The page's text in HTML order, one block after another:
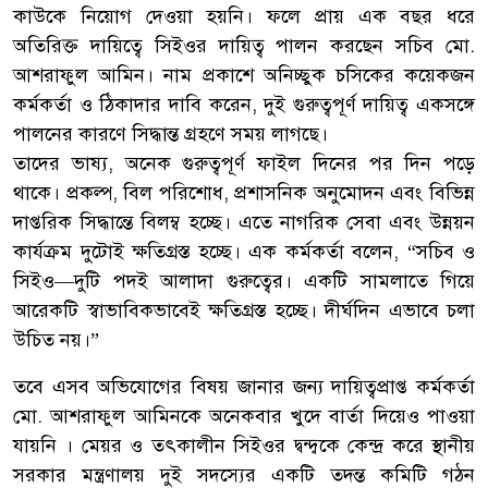
কাউকে নিয়োগ দেওয়া হয়নি। ফলে প্রায় এক বছর ধরে
অতিরিক্ত দায়িত্বে সিইওর দায়িত্ব পালন করছেন সচিব মো.
আশরাফুল আমিন। নাম প্রকাশে অনিচ্ছুক চসিকের কয়েকজন
কর্মকর্তা ও ঠিকাদার দাবি করেন, দুই গুরুত্বপূর্ণ দায়িত্ব একসঙ্গে
পালনের কারণে সিদ্ধান্ত গ্রহণে সময় লাগছে।
তাদের ভাষ্য, অনেক গুরুত্বপূর্ণ ফাইল দিনের পর দিন পড়ে
থাকে। প্রকল্প, বিল পরিশোধ, প্রশাসনিক অনুমোদন এবং বিভিন্ন
দাপ্তরিক সিদ্ধান্তে বিলম্ব হচ্ছে। এতে নাগরিক সেবা এবং উন্নয়ন
কার্যক্রম দুটোই ক্ষতিগ্রস্ত হচ্ছে। এক কর্মকর্তা বলেন, “সচিব ও
সিইও—দুটি পদই আলাদা গুরুত্বের। একটি সামলাতে গিয়ে
আরেকটি স্বাভাবিকভাবেই ক্ষতিগ্রস্ত হচ্ছে। দীর্ঘদিন এভাবে চলা
উচিত নয়।”
তবে এসব অভিযোগের বিষয় জানার জন্য দায়িত্বপ্রাপ্ত কর্মকর্তা
মো. আশরাফুল আমিনকে অনেকবার খুদে বার্তা দিয়েও পাওয়া
যায়নি । মেয়র ও তৎকালীন সিইওর দ্বন্দ্বকে কেন্দ্র করে স্থানীয়
সরকার মন্ত্রণালয় দুই সদস্যের একটি তদন্ত কমিটি গঠন